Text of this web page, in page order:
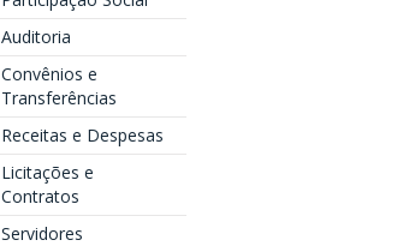
Auditoria
Convênios e
Transferências
Receitas e Despesas
Licitações e
Contratos
Servidores